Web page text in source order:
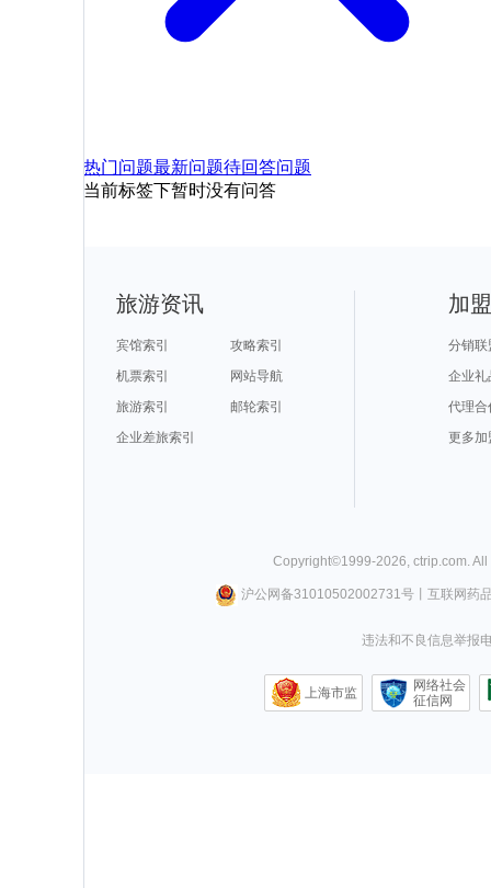
热门问题最新问题待回答问题
当前标签下暂时没有问答
旅游资讯
宾馆索引
攻略索引
机票索引
网站导航
旅游索引
邮轮索引
企业差旅索引
加
分销联
企业礼
代理合
更多加
Copyright©1999-2026, ctrip.com.
沪公网备31010502002731号丨 互联网药
违法和不良信息举报
上海市监
网络社会
征信网